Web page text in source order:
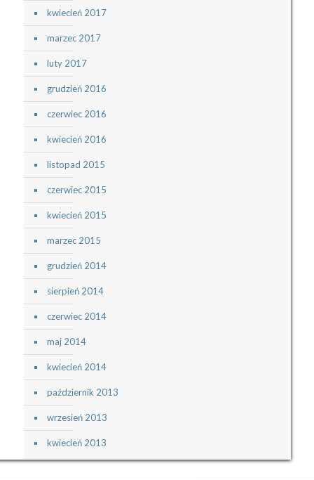
kwiecień 2017
marzec 2017
luty 2017
grudzień 2016
czerwiec 2016
kwiecień 2016
listopad 2015
czerwiec 2015
kwiecień 2015
marzec 2015
grudzień 2014
sierpień 2014
czerwiec 2014
maj 2014
kwiecień 2014
październik 2013
wrzesień 2013
kwiecień 2013